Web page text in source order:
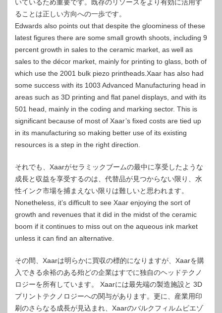
いているため重要です。既存のリソースをより有効に活用す
ることは正しい方向への一歩です。
Edwards also points out that despite the gloominess of these
latest figures there are some small growth shoots, including 9
percent growth in sales to the ceramic market, as well as
sales to the décor market, mainly for printing to glass, both of
which use the 2001 bulk piezo printheads.Xaar has also had
some success with its 1003 Advanced Manufacturing head in
areas such as 3D printing and flat panel displays, and with its
501 head, mainly in the coding and marking sector. This is
significant because of most of Xaar’s fixed costs are tied up
in its manufacturing so making better use of its existing
resources is a step in the right direction.
それでも、Xaarがセラミックブームの最中に享受したような
成長と収益を享受するのは、代替品が見つからない限り、水
性インク市場を捕まえない限りは難しいと思われます。
Nonetheless, it’s difficult to see Xaar enjoying the sort of
growth and revenues that it did in the midst of the ceramic
boom if it continues to miss out on the aqueous ink market
unless it can find an alternative.
その間、Xaarは明らかに買収の標的になりますが、Xaarを購
入できる余裕のある殆どの企業はすでに独自のヘッドテクノ
ロジーを所有しています。 Xaarには最先端の製造施設と 3D
プリントテクノロジーへの関与があります。更に、産業用印
刷のさらなる成長が見込まれ、Xaarのバルクフィルムピエゾ